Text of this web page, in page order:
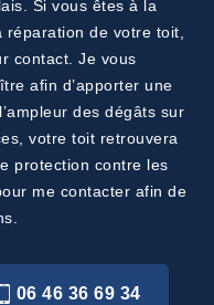
Si vous êtes à la
réparation de votre toit,
contact. Je vous
afin d’apporter une
des dégâts sur
votre toit retrouvera
protection contre les
me contacter afin de
06 46 36 69 34